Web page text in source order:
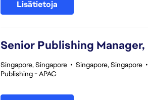
Lisätietoja
Senior Publishing
Singapore, Singapore • Singapore, Singapore •
Publishing - APAC